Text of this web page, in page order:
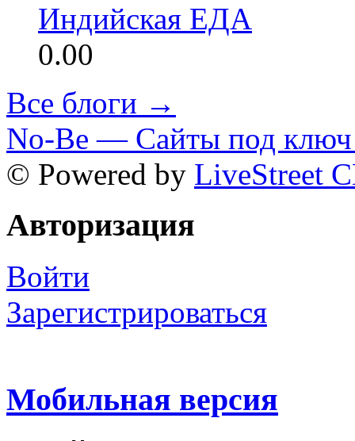
Индийская ЕДА
0.00
Все блоги →
No-Be — Сайты под ключ
© Powered by LiveStreet
Авторизация
Войти
Зарегистрироваться
Мобильная версия